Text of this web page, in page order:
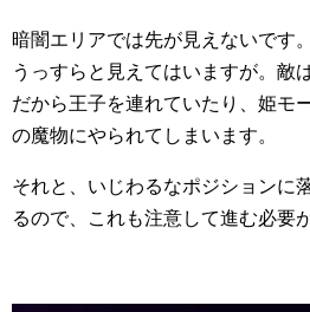
暗闇エリアでは先が見えないです。
うっすらと見えてはいますが。敵
だから王子を連れていたり、姫モ
の魔物にやられてしまいます。
それと、いじわるなポジションに
るので、これも注意して進む必要